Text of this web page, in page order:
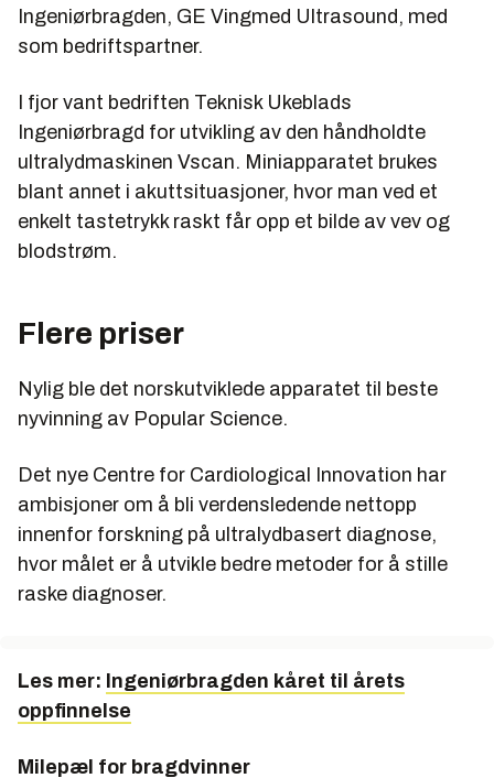
Ingeniørbragden, GE Vingmed Ultrasound, med
som bedriftspartner.
I fjor vant bedriften Teknisk Ukeblads
Ingeniørbragd for utvikling av den håndholdte
ultralydmaskinen Vscan. Miniapparatet brukes
blant annet i akuttsituasjoner, hvor man ved et
enkelt tastetrykk raskt får opp et bilde av vev og
blodstrøm.
Flere priser
Nylig ble det norskutviklede apparatet til beste
nyvinning av Popular Science.
Det nye Centre for Cardiological Innovation har
ambisjoner om å bli verdensledende nettopp
innenfor forskning på ultralydbasert diagnose,
hvor målet er å utvikle bedre metoder for å stille
raske diagnoser.
Les mer: Ingeniørbragden kåret til årets
oppfinnelse
Milepæl for bragdvinner